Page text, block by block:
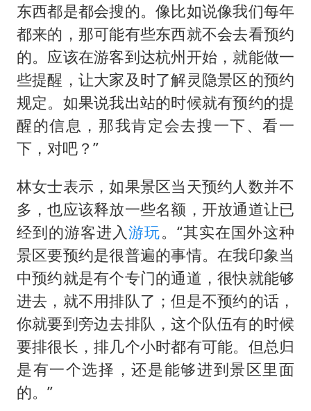
东西都是都会搜的。像比如说像我们每年
都来的，那可能有些东西就不会去看预约
的。应该在游客到达杭州开始，就能做一
些提醒，让大家及时了解灵隐景区的预约
规定。如果说我出站的时候就有预约的提
醒的信息，那我肯定会去搜一下、看一
下，对吧？”
林女士表示，如果景区当天预约人数并不
多，也应该释放一些名额，开放通道让已
经到的游客进入游玩。“其实在国外这种
景区要预约是很普遍的事情。在我印象当
中预约就是有个专门的通道，很快就能够
进去，就不用排队了；但是不预约的话，
你就要到旁边去排队，这个队伍有的时候
要排很长，排几个小时都有可能。但总归
是有一个选择，还是能够进到景区里面
的。”